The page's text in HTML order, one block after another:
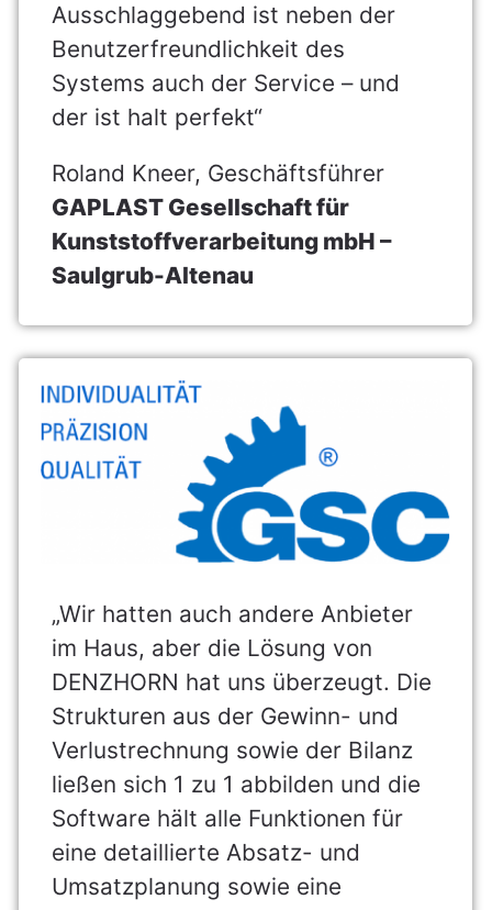
Ausschlaggebend ist neben der
Benutzerfreundlichkeit des
Systems auch der Service – und
der ist halt perfekt“
Roland Kneer, Geschäftsführer
GAPLAST Gesellschaft für
Kunststoffverarbeitung mbH –
Saulgrub-Altenau
„Wir hatten auch andere Anbieter
im Haus, aber die Lösung von
DENZHORN hat uns überzeugt. Die
Strukturen aus der Gewinn- und
Verlustrechnung sowie der Bilanz
ließen sich 1 zu 1 abbilden und die
Software hält alle Funktionen für
eine detaillierte Absatz- und
Umsatzplanung sowie eine